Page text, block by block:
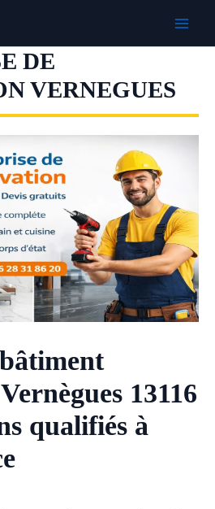
DE
VERNEGUES
13116
qualifiés à